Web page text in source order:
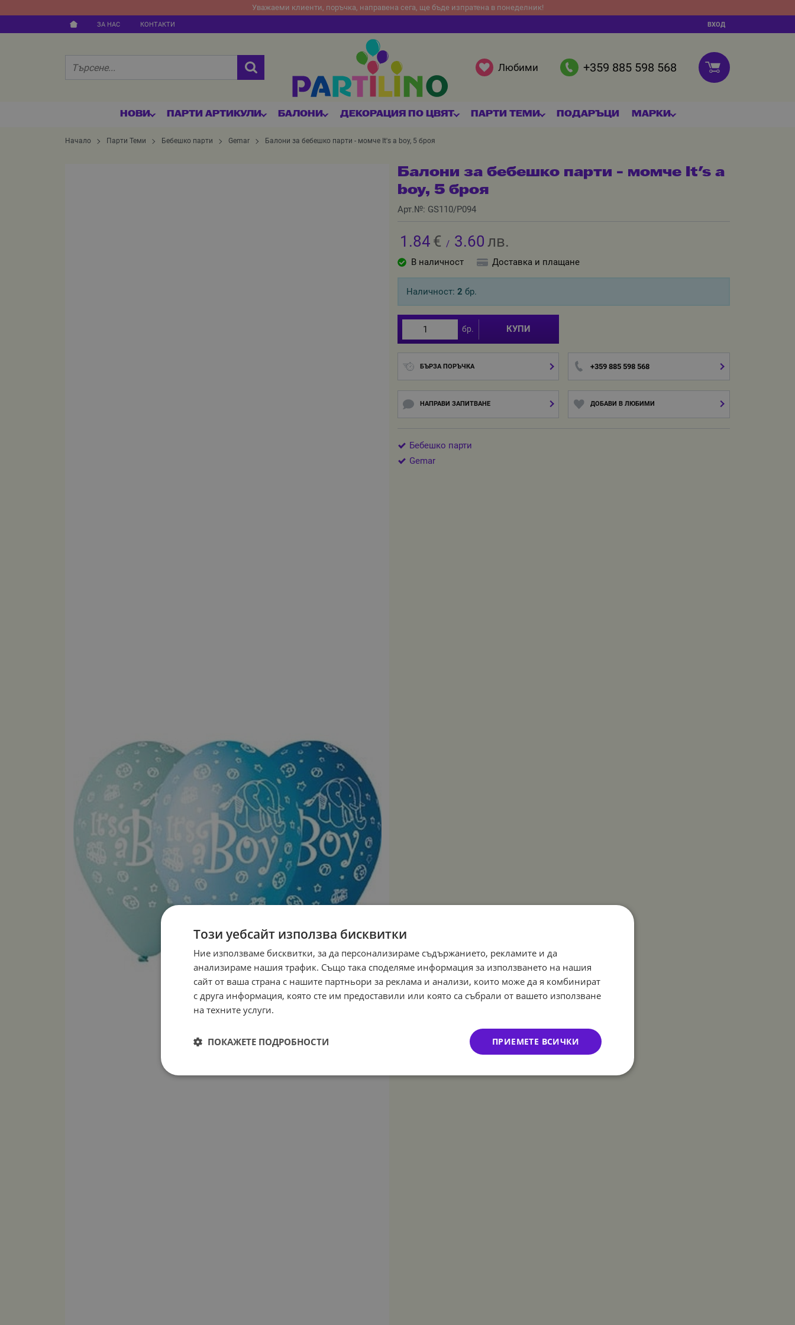
Уважаеми клиенти, поръчка, направена сега, ще бъде изпратена в понеделник!
ЗА НАС КОНТАКТИ ВХОД
+359 885 598 568
Любими
НОВИ ПАРТИ АРТИКУЛИ БАЛОНИ ДЕКОРАЦИЯ ПО ЦВЯТ ПАРТИ ТЕМИ ПОДАРЪЦИ МАРКИ
Начало Парти Теми Бебешко парти Gemar Балони за бебешко парти - момче It's a boy, 5 броя
Балони за бебешко парти - момче It's a
boy, 5 броя
Арт.№: GS110/P094
1.84 € / 3.60 лв.
В наличност Доставка и плащане
Наличност:2 бр.
бр. КУПИ
БЪРЗА ПОРЪЧКА +359 885 598 568
НАПРАВИ ЗАПИТВАНЕ ДОБАВИ В ЛЮБИМИ
Бебешко парти
Gemar
Този уебсайт използва бисквитки
Ние използваме бисквитки, за да персонализираме съдържанието, рекламите и да
анализираме нашия трафик. Също така споделяме информация за използването на нашия
сайт от ваша страна с нашите партньори за реклама и анализи, които може да я комбинират
с друга информация, която сте им предоставили или която са събрали от вашето използване
на техните услуги.
ПРИЕМЕТЕ ВСИЧКИ
ПОКАЖЕТЕ ПОДРОБНОСТИ